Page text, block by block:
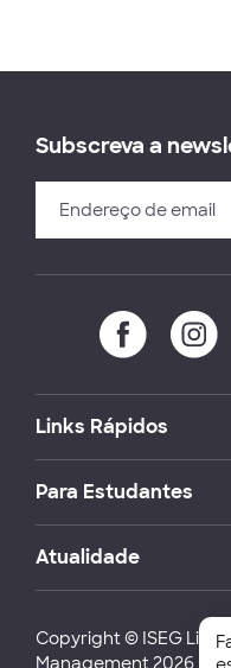
Subscreva a
Links Rápidos
Para Estudantes
Atualidade
Copyright © ISEG
Management 2026